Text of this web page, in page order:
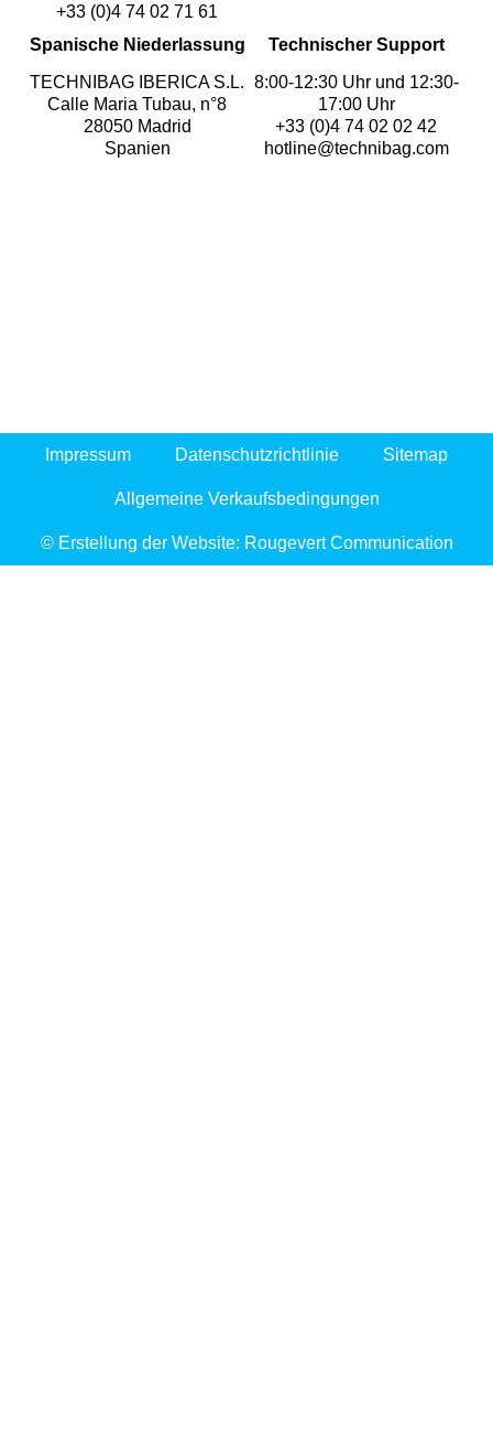
+33 (0)4 74 02 71 61
Spanische Niederlassung
TECHNIBAG IBERICA S.L.
Calle Maria Tubau, n°8
28050 Madrid
Spanien
Technischer Support
8:00-12:30 Uhr und 12:30-
17:00 Uhr
+33 (0)4 74 02 02 42
hotline@technibag.com
Impressum Datenschutzrichtlinie Sitemap
Allgemeine Verkaufsbedingungen
© Erstellung der Website: Rougevert Communication